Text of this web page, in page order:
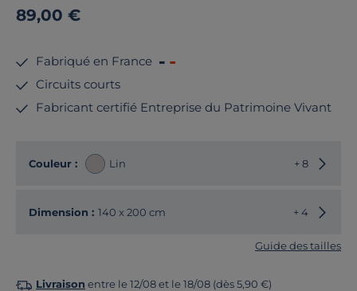
89,00 €
Fabriqué en France
Circuits courts
Fabricant certifié Entreprise du Patrimoine Vivant
Couleur : Lin + 8
Dimension : 140 x 200 cm + 4
Guide des tailles
Livraison entre le 12/08 et le 18/08 (dès 5,90 €)